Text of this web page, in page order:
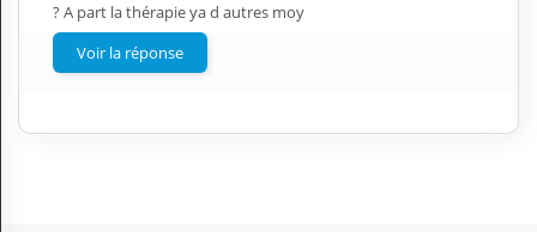
? A part la thérapie ya d autres moy
Voir la réponse